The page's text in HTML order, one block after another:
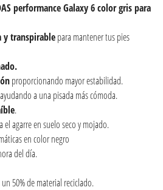
performance Galaxy 6 color gris para
y transpirablepara mantener tus pies
proporcionando mayor estabilidad.
ayudando a una pisada más cómoda.
.
el agarre en suelo seco y mojado.
en color negro
del día.
50% de material reciclado.